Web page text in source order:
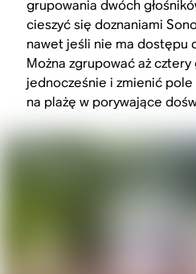
grupowania dwóch
cieszyć się doznaniami
nawet jeśli nie ma dostępu
Można zgrupować aż cztery
jednocześnie i zmienić
na plażę w porywające